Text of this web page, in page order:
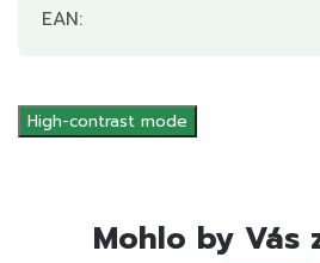
EAN:
High-contrast mode
Mohlo by Vás